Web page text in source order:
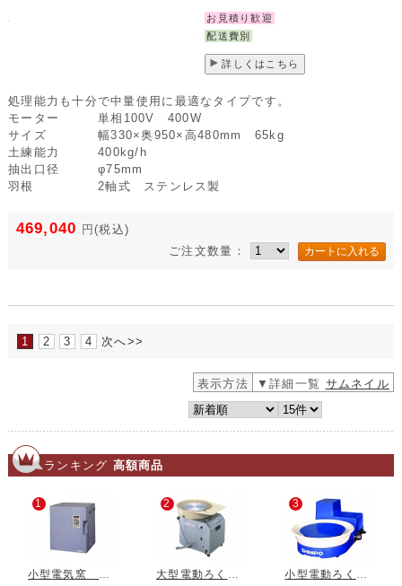
お見積り歓迎
配送費別
詳しくはこちら
処理能力も十分で中量使用に最適なタイプです。
モーター
単相100V 400W
サイズ
幅330×奥950×高480mm 65kg
土練能力
400kg/h
抽出口径
φ75mm
羽根
2軸式 ステンレス製
469,040 円(税込)
ご注文数量：
1 2 3 4 次へ>>
表示方法 ▼詳細一覧 サムネイル
ランキング 高額商品
1
小型電気窯 DMT-01
2
大型電動ろくろ RK-3D
3
小型電動ろくろ RK-5T